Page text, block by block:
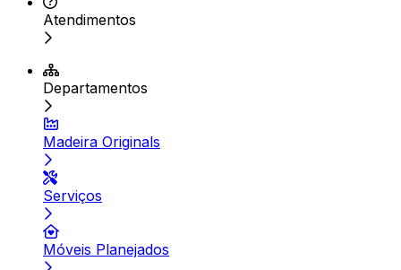
Atendimentos
Departamentos
Madeira Originals
Serviços
Móveis Planejados